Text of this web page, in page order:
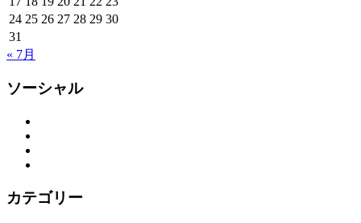
24 25 26 27 28 29 30
31
« 7月
ソーシャル
カテゴリー